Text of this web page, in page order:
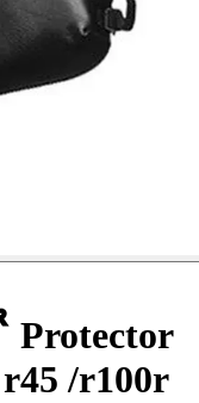
Protector
/r100r